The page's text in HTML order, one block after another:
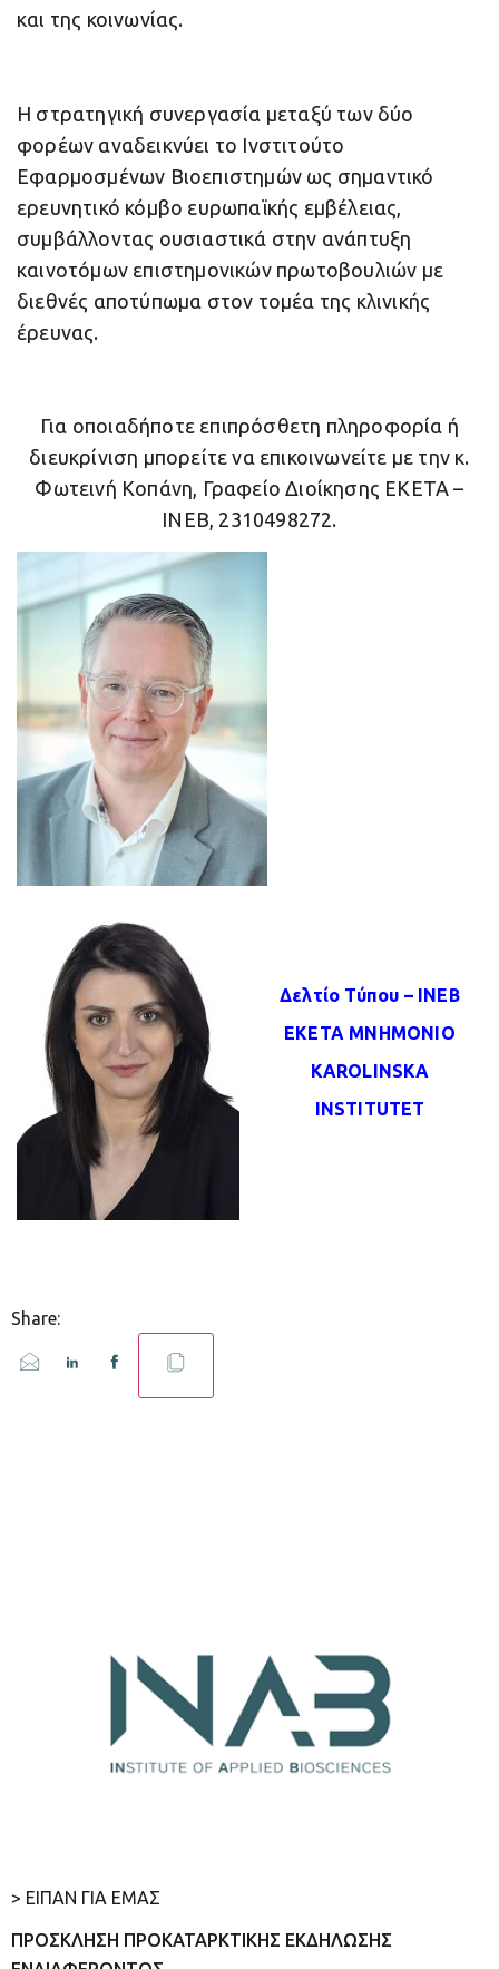
και της κοινωνίας.
Η στρατηγική συνεργασία μεταξύ των δύο
φορέων αναδεικνύει το Ινστιτούτο
Εφαρμοσμένων Βιοεπιστημών ως σημαντικό
ερευνητικό κόμβο ευρωπαϊκής εμβέλειας,
συμβάλλοντας ουσιαστικά στην ανάπτυξη
καινοτόμων επιστημονικών πρωτοβουλιών με
διεθνές αποτύπωμα στον τομέα της κλινικής
έρευνας.
Για οποιαδήποτε επιπρόσθετη πληροφορία ή
διευκρίνιση μπορείτε να επικοινωνείτε με την κ.
Φωτεινή Κοπάνη, Γραφείο Διοίκησης ΕΚΕΤΑ –
ΙΝΕΒ, 2310498272.
Δελτίο Τύπου – ΙΝΕΒ
ΕΚΕΤΑ MNHMONIO
KAROLINSKA
INSTITUTET
Share:
> ΕΙΠΑΝ ΓΙΑ ΕΜΑΣ
ΠΡΟΣΚΛΗΣΗ ΠΡΟΚΑΤΑΡΚΤΙΚΗΣ ΕΚΔΗΛΩΣΗΣ